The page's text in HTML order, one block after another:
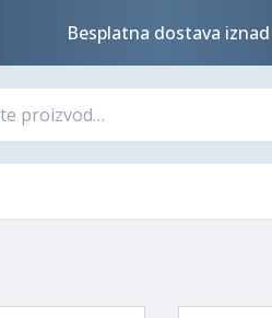
Besplatna dostava